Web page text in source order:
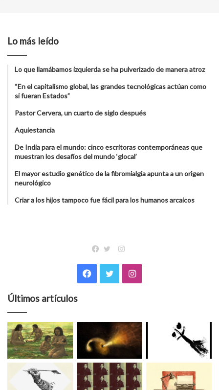
Lo más leído
Lo que llamábamos izquierda se ha pulverizado de manera atroz
“En el capitalismo global, las grandes tecnológicas actúan como
si fueran Estados”
Pastor Cervera, un cuarto de siglo después
Aquiestancia
De India para el mundo: cinco escritoras contemporáneas que
muestran los desafíos del mundo ‘glocal’
El mayor estudio genético de la fibromialgia apunta a un origen
neurológico
Criar a los hijos tampoco fue fácil para los humanos arcaicos
Instagram
Facebook
TwitterInstagram
Últimos artículos